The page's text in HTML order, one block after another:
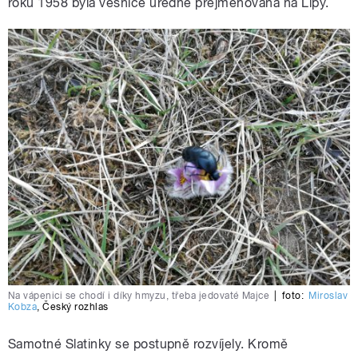
Na vápenici se chodí i díky hmyzu, třeba jedovaté Majce foto: Miroslav
Kobza ,Český rozhlas
Samotné Slatinky se postupně rozvíjely. Kromě